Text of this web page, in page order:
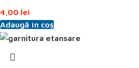
4,00 lei
Adaugă în coș